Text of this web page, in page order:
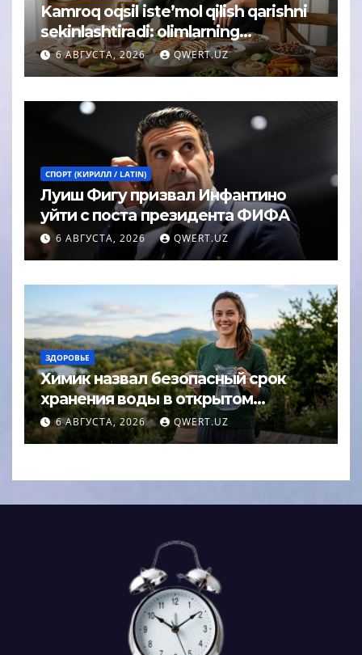
Kamroq oqsil iste’mol qilish qarishni
sekinlashtiradi: olimlarning
kutilmagan xulosasi
6 АВГУСТА, 2026 QWERT.UZ
СПОРТ (КИРИЛЛ / LATIN)
Луиш Фигу призвал Инфантино
уйти с поста президента ФИФА
6 АВГУСТА, 2026 QWERT.UZ
ЗДОРОВЬЕ
Химик назвал безопасный срок
хранения воды в открытом
кувшине
6 АВГУСТА, 2026 QWERT.UZ